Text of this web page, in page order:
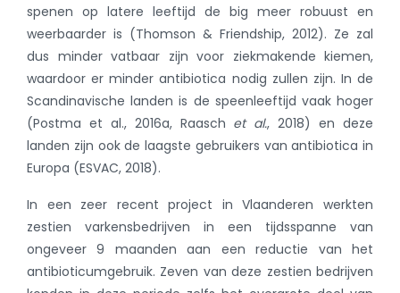
spenen op latere leeftijd de big meer robuust en
weerbaarder is (Thomson & Friendship, 2012). Ze zal
dus minder vatbaar zijn voor ziekmakende kiemen,
waardoor er minder antibiotica nodig zullen zijn. In de
Scandinavische landen is de speenleeftijd vaak hoger
(Postma et al., 2016a, Raasch et al., 2018) en deze
landen zijn ook de laagste gebruikers van antibiotica in
Europa (ESVAC, 2018).
In een zeer recent project in Vlaanderen werkten
zestien varkensbedrijven in een tijdsspanne van
ongeveer 9 maanden aan een reductie van het
antibioticumgebruik. Zeven van deze zestien bedrijven